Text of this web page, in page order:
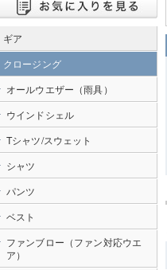
ギア
クロージング
オールウエザー（雨具）
ウインドシェル
Tシャツ/スウェット
シャツ
パンツ
ベスト
ファンブロー（ファン対応ウエ
ア）